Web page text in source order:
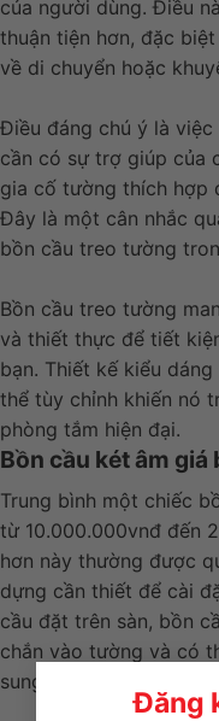
Đăng
của người dùng. Điều
thuận tiện hơn, đặc
về di chuyển hoặc
Điều đáng chú ý là
cần có sự trợ giúp của
gia cố tường thích hợp
Đây là một cân nhắc
bồn cầu treo tường
Bồn cầu treo tường
và thiết thực để tiết
bạn. Thiết kế kiểu
thể tùy chỉnh khiến nó
phòng tắm hiện đại.
Bồn cầu két âm giá
Trung bình một chiếc
từ 10.000.000vnđ đến
hơn này thường được
dựng cần thiết để cài
cầu đặt trên sàn, bồn
chắn vào tường và có
sung bên trong tường